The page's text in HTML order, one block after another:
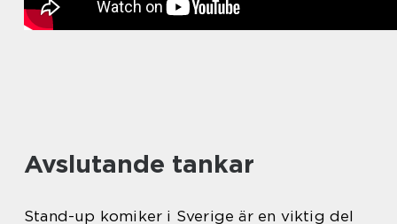
Avslutande tankar
Stand-up komiker i Sverige är en viktig del